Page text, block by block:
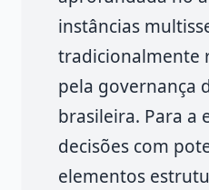
instâncias
tradicionalmente
pela governança
brasileira. Para a
decisões com
elementos